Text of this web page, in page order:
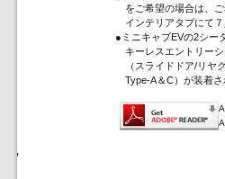
をご希望の場合は、ご
インテリアタブにて７
●ミニキャブEVの2シー
キーレスエントリーシ
（スライドドア/リヤ
Type-A＆C）が装着さ
'